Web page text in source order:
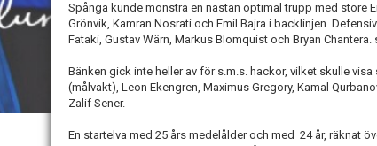
Spånga kunde mönstra en nästan optimal trupp med store
Grönvik, Kamran Nosrati och Emil Bajra i backlinjen.
Fataki, Gustav Wärn, Markus Blomquist och Bryan
Bänken gick inte heller av för s.m.s. hackor, vilket skulle
(målvakt), Leon Ekengren, Maximus Gregory, Kamal
Zalif Sener.
En startelva med 25 års medelålder och med 24 år, räknat